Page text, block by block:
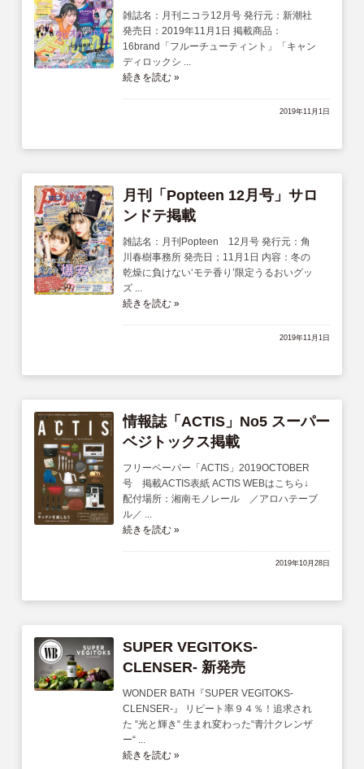
雑誌名：月刊ニコラ12月号 発行元：新潮社
発売日：2019年11月1日 掲載商品：
16brand「フルーチューティント」「キャン
ディロックシ ...
続きを読む »
2019年11月1日
月刊「Popteen 12月号」サロ
ンドテ掲載
雑誌名：月刊Popteen 12月号 発行元：角
川春樹事務所 発売日；11月1日 内容：冬の
乾燥に負けない‘モテ香り’限定うるおいグッ
ズ ...
続きを読む »
2019年11月1日
情報誌「ACTIS」No5 スーパー
ベジトックス掲載
フリーペーパー「ACTIS」2019OCTOBER
号 掲載ACTIS表紙 ACTIS WEBはこちら↓
配付場所：湘南モノレール ／アロハテーブ
ル／ ...
続きを読む »
2019年10月28日
SUPER VEGITOKS-
CLENSER- 新発売
WONDER BATH『SUPER VEGITOKS-
CLENSER-』 リピート率９４％！追求され
た “光と輝き“ 生まれ変わった“青汁クレンザ
ー“ ...
続きを読む »